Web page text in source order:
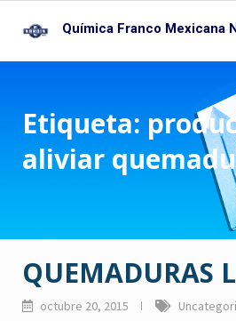
content
Química Franco Mexicana
Etiqueta:
aliviar
QUEMADURAS
octubre 20, 2015